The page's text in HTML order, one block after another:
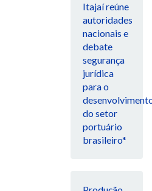
Itajaí reúne
autoridades
nacionais e
debate
segurança
jurídica
para o
do setor
portuário
brasileiro*